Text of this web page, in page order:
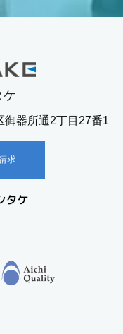
ケ
器所通2丁目27番1
求